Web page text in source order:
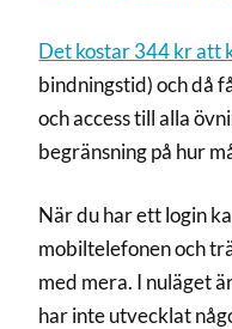
Det kostar 344 kr att
bindningstid) och då
och access till alla
begränsning på hur
När du har ett login
mobiltelefonen och
med mera. I nuläget
har inte utvecklat